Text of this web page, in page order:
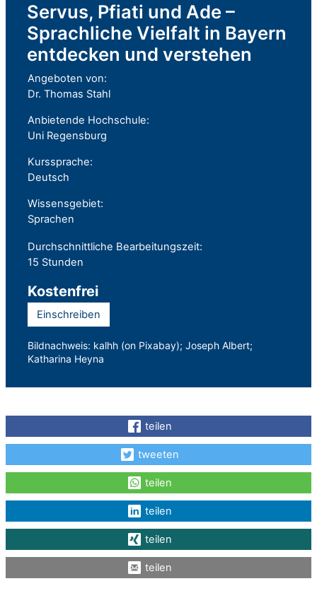
Servus, Pfiati und Ade –
Sprachliche Vielfalt in Bayern
entdecken und verstehen
Angeboten von:
Dr. Thomas Stahl
Anbietende Hochschule:
Uni Regensburg
Kurssprache:
Deutsch
Wissensgebiet:
Sprachen
Durchschnittliche Bearbeitungszeit:
15 Stunden
Kostenfrei
Einschreiben
Bildnachweis: kalhh (on Pixabay); Joseph Albert;
Katharina Heyna
teilen
tweeten
teilen
teilen
teilen
teilen